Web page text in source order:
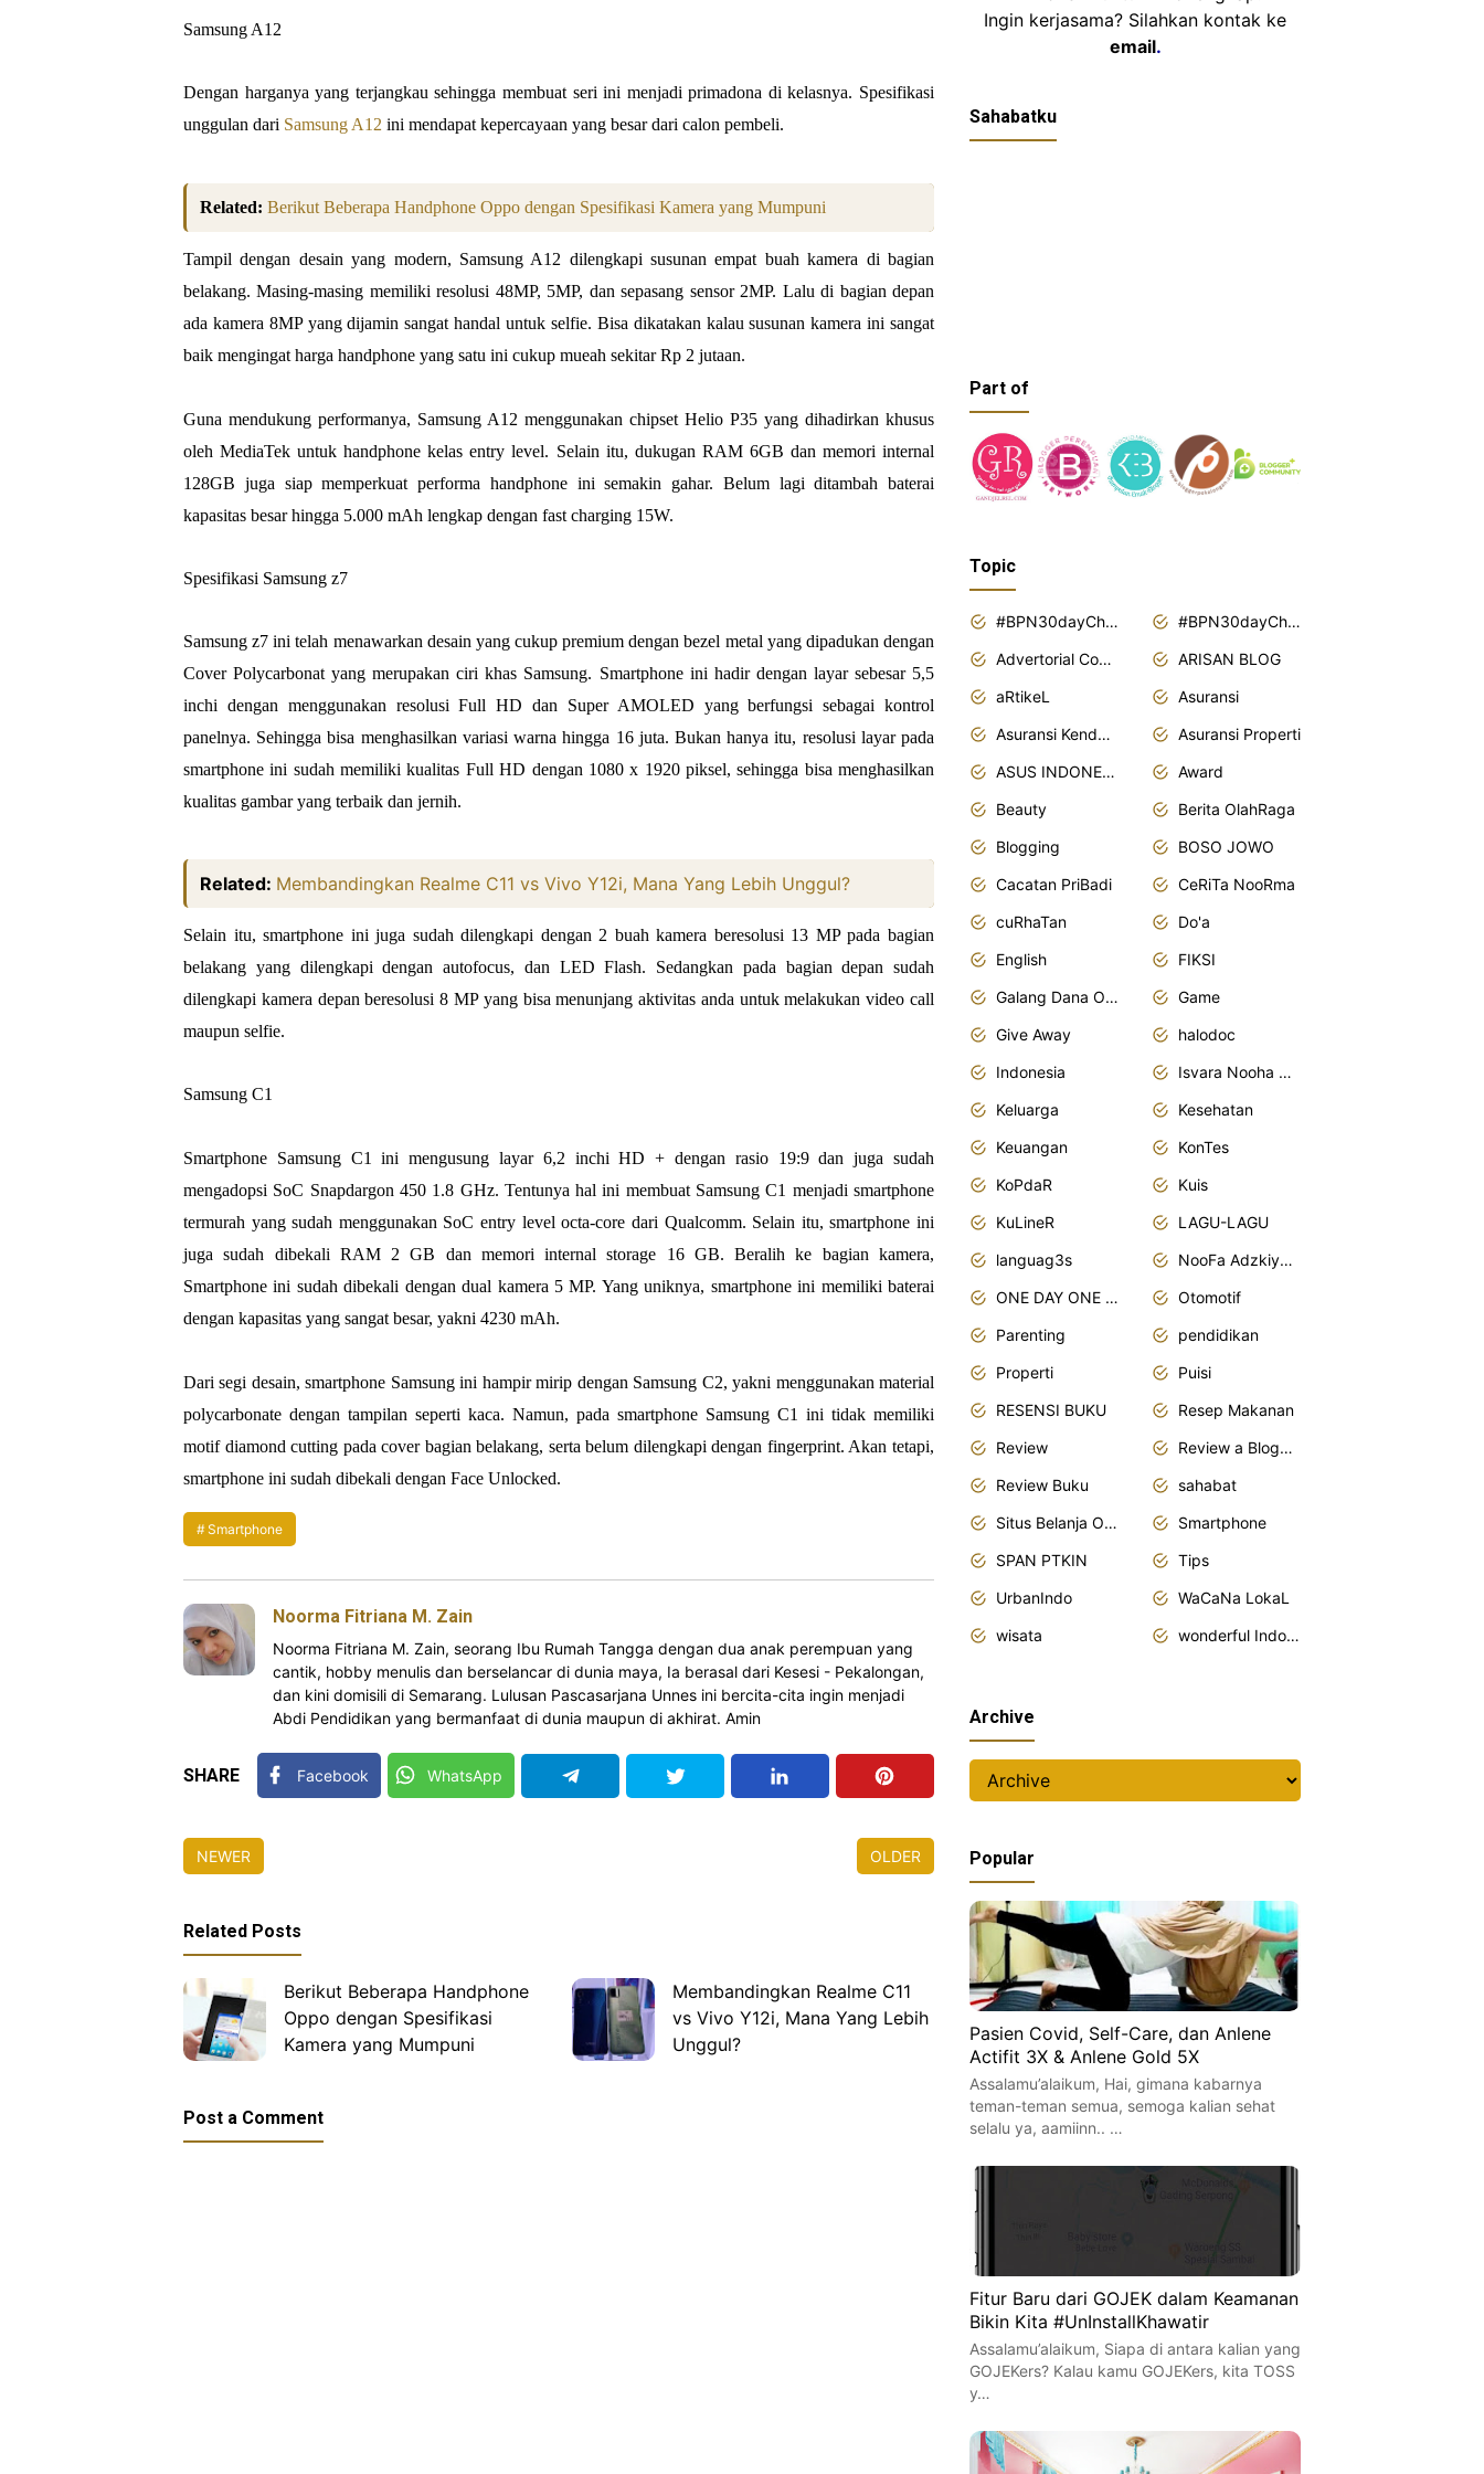
Samsung A12
Dengan harganya yang terjangkau sehingga membuat seri ini menjadi primadona di kelasnya. Spesifikasi
unggulan dari Samsung A12 ini mendapat kepercayaan yang besar dari calon pembeli.
Related: Berikut Beberapa Handphone Oppo dengan Spesifikasi Kamera yang Mumpuni
Tampil dengan desain yang modern, Samsung A12 dilengkapi susunan empat buah kamera di bagian
belakang. Masing-masing memiliki resolusi 48MP, 5MP, dan sepasang sensor 2MP. Lalu di bagian depan
ada kamera 8MP yang dijamin sangat handal untuk selfie. Bisa dikatakan kalau susunan kamera ini sangat
baik mengingat harga handphone yang satu ini cukup mueah sekitar Rp 2 jutaan.
Guna mendukung performanya, Samsung A12 menggunakan chipset Helio P35 yang dihadirkan khusus
oleh MediaTek untuk handphone kelas entry level. Selain itu, dukugan RAM 6GB dan memori internal
128GB juga siap memperkuat performa handphone ini semakin gahar. Belum lagi ditambah baterai
kapasitas besar hingga 5.000 mAh lengkap dengan fast charging 15W.
Spesifikasi Samsung z7
Samsung z7 ini telah menawarkan desain yang cukup premium dengan bezel metal yang dipadukan dengan
Cover Polycarbonat yang merupakan ciri khas Samsung. Smartphone ini hadir dengan layar sebesar 5,5
inchi dengan menggunakan resolusi Full HD dan Super AMOLED yang berfungsi sebagai kontrol
panelnya. Sehingga bisa menghasilkan variasi warna hingga 16 juta. Bukan hanya itu, resolusi layar pada
smartphone ini sudah memiliki kualitas Full HD dengan 1080 x 1920 piksel, sehingga bisa menghasilkan
kualitas gambar yang terbaik dan jernih.
Related: Membandingkan Realme C11 vs Vivo Y12i, Mana Yang Lebih Unggul?
Selain itu, smartphone ini juga sudah dilengkapi dengan 2 buah kamera beresolusi 13 MP pada bagian
belakang yang dilengkapi dengan autofocus, dan LED Flash. Sedangkan pada bagian depan sudah
dilengkapi kamera depan beresolusi 8 MP yang bisa menunjang aktivitas anda untuk melakukan video call
maupun selfie.
Samsung C1
Smartphone Samsung C1 ini mengusung layar 6,2 inchi HD + dengan rasio 19:9 dan juga sudah
mengadopsi SoC Snapdargon 450 1.8 GHz. Tentunya hal ini membuat Samsung C1 menjadi smartphone
termurah yang sudah menggunakan SoC entry level octa-core dari Qualcomm. Selain itu, smartphone ini
juga sudah dibekali RAM 2 GB dan memori internal storage 16 GB. Beralih ke bagian kamera,
Smartphone ini sudah dibekali dengan dual kamera 5 MP. Yang uniknya, smartphone ini memiliki baterai
dengan kapasitas yang sangat besar, yakni 4230 mAh.
Dari segi desain, smartphone Samsung ini hampir mirip dengan Samsung C2, yakni menggunakan material
polycarbonate dengan tampilan seperti kaca. Namun, pada smartphone Samsung C1 ini tidak memiliki
motif diamond cutting pada cover bagian belakang, serta belum dilengkapi dengan fingerprint. Akan tetapi,
smartphone ini sudah dibekali dengan Face Unlocked.
Smartphone
Noorma Fitriana M. Zain
Noorma Fitriana M. Zain, seorang Ibu Rumah Tangga dengan dua anak perempuan yang
cantik, hobby menulis dan berselancar di dunia maya, Ia berasal dari Kesesi - Pekalongan,
dan kini domisili di Semarang. Lulusan Pascasarjana Unnes ini bercita-cita ingin menjadi
Abdi Pendidikan yang bermanfaat di dunia maupun di akhirat. Amin
SHARE Facebook WhatsApp
NEWER OLDER
Related Posts
Berikut Beberapa Handphone
Oppo dengan Spesifikasi
Kamera yang Mumpuni
Membandingkan Realme C11
vs Vivo Y12i, Mana Yang Lebih
Unggul?
Post a Comment
Ingin kerjasama? Silahkan kontak ke
email.
Sahabatku
Part of
Topic
#BPN30dayChallenge2018
#BPN30dayChallenge2019
Advertorial Content
ARISAN BLOG
aRtikeL
Asuransi
Asuransi Kendaraan
Asuransi Properti
ASUS INDONESIA
Award
Beauty
Berita OlahRaga
Blogging
BOSO JOWO
Cacatan PriBadi
CeRiTa NooRma
cuRhaTan
Do'a
English
FIKSI
Galang Dana Online
Game
Give Away
halodoc
Indonesia
Isvara Nooha Mukhbita Zain
Keluarga
Kesehatan
Keuangan
KonTes
KoPdaR
Kuis
KuLineR
LAGU-LAGU
languag3s
NooFa Adzkiya Putri Zain
ONE DAY ONE POST
Otomotif
Parenting
pendidikan
Properti
Puisi
RESENSI BUKU
Resep Makanan
Review
Review a Blogger
Review Buku
sahabat
Situs Belanja Online
Smartphone
SPAN PTKIN
Tips
UrbanIndo
WaCaNa LokaL
wisata
wonderful Indonesia
Archive
Popular
Pasien Covid, Self-Care, dan Anlene
Actifit 3X & Anlene Gold 5X
Assalamu’alaikum, Hai, gimana kabarnya
teman-teman semua, semoga kalian sehat
selalu ya, aamiinn.. …
Fitur Baru dari GOJEK dalam Keamanan
Bikin Kita #UnInstallKhawatir
Assalamu’alaikum, Siapa di antara kalian yang
GOJEKers? Kalau kamu GOJEKers, kita TOSS
y…